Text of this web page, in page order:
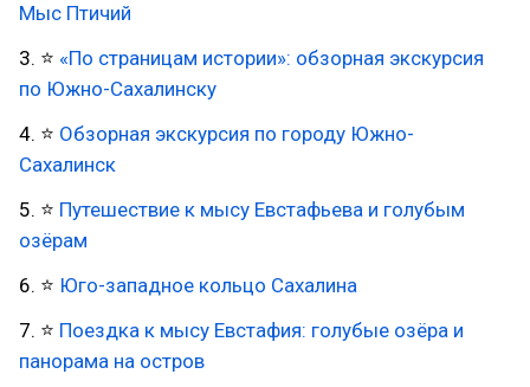
Мыс Птичий
3. ⭐ «По страницам истории»: обзорная экскурсия
по Южно-Сахалинску
4. ⭐ Обзорная экскурсия по городу Южно-
Сахалинск
5. ⭐ Путешествие к мысу Евстафьева и голубым
озёрам
6. ⭐ Юго-западное кольцо Сахалина
7. ⭐ Поездка к мысу Евстафия: голубые озёра и
панорама на остров